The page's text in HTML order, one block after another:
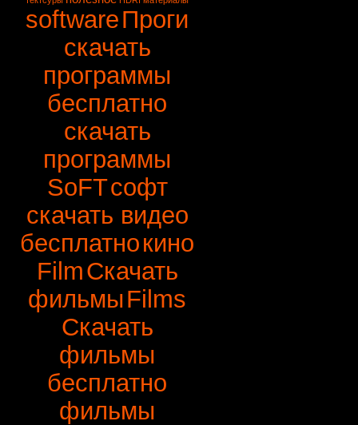
softwareПроги
скачать
программы
бесплатно
скачать
программы
SoFTсофт
скачать видео
бесплатнокино
FilmСкачать
фильмыFilms
Скачать
фильмы
бесплатно
фильмы